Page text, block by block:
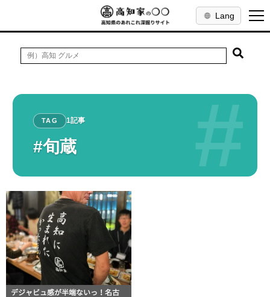
Lang
#
TAG 1記事
#旬蔵
デジャビュ感が半端ないっ！名古